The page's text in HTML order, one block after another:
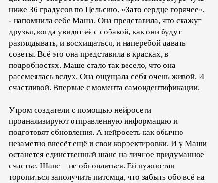
ниже 36 градусов по Цельсию. «Зато сердце горячее»,
- напомнила себе Маша. Она представила, что скажут
друзья, когда увидят её с собакой, как они будут
разглядывать, и восхищаться, и наперебой давать
советы. Всё это она представила в красках, в
подробностях. Маше стало так весело, что она
рассмеялась вслух. Она ощущала себя очень живой. И
счастливой. Впервые с момента самоидентификации.
Утром создатели с помощью нейросети
проанализируют отправленную информацию и
подготовят обновления. А нейросеть как обычно
незаметно внесёт ещё и свои корректировки. И у Маши
останется единственный шанс на личное придуманное
счастье. Шанс – не обновляться. Ей нужно так
торопиться заполучить питомца, что забыть обо всё на